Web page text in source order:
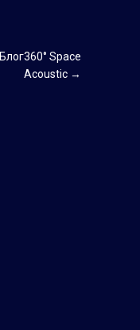
Блог360° Space
Acoustic →